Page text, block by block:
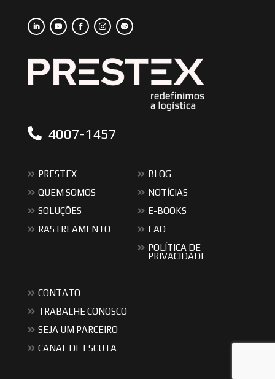
4007-1457
PRESTEX
QUEM SOMOS
SOLUÇÕES
RASTREAMENTO
BLOG
NOTÍCIAS
E-BOOKS
FAQ
POLÍTICA DE
PRIVACIDADE
CONTATO
TRABALHE CONOSCO
SEJA UM PARCEIRO
CANAL DE ESCUTA